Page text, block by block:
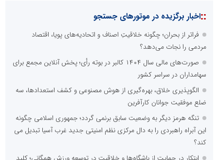
::اخبار برگزیده در موتورهای جستجو
فراتر از بحران؛ چگونه خلاقیتِ اصناف و اتحادیه‌های پویا، اقتصاد
مردمی را نجات می‌دهد؟
صورت‌های مالی سال ۱۴۰۴ کالبر در بوته رأی؛ پخش آنلاین مجمع برای
سهامداران در سراسر کشور
الگوپذیری خلاق، بهره‌گیری از هوش مصنوعی و کشف استعدادها، سه
ضلع موفقیت جوانان کارآفرین
تنگه هرمز دیگر به وضعیت سابق برنمی گردد؛ جمهوری اسلامی چگونه
این آبراه راهبردی را به دال مرکزی نظم امنیتی جدید غرب آسیا تبدیل می
کند؟